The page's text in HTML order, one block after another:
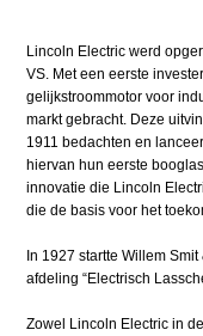
Lincoln Electric werd
VS. Met een eerste
gelijkstroommotor voor
markt gebracht. Deze
1911 bedachten en
hiervan hun eerste
innovatie die Lincoln
die de basis voor het
In 1927 startte Willem
afdeling “Electrisch
Zowel Lincoln Electric in